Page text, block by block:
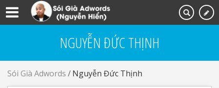
NGUYỄN ĐỨC THỊNH
Sói Già Adwords / Nguyễn Đức Thịnh